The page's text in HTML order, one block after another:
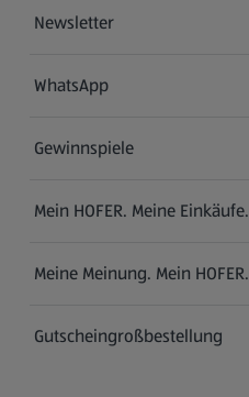
Newsletter
WhatsApp
Gewinnspiele
Mein HOFER. Meine Einkäufe.
Meine Meinung. Mein HOFER.
Gutscheingroßbestellung
(öffnet in einem neuen Tab)